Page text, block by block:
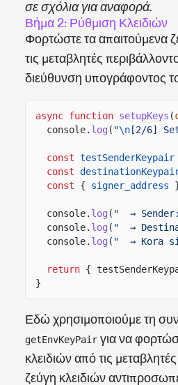
σε σχόλια για αναφορά.
Βήμα 2: Ρύθμιση Κλειδιών
Φορτώστε τα απαιτούμενα
τις μεταβλητές
διεύθυνση υπογράφοντος
async function setupKeys (
console. log ( "\n [2/6]
const testSenderKeypair
const
const
{ signer_address
console. log ( "  →
console. log ( "  →
console. log ( "  → Kora
return {
}
Εδώ χρησιμοποιούμε τη
getEnvKeyPair για να
κλειδιών από τις
ζεύγη κλειδιών